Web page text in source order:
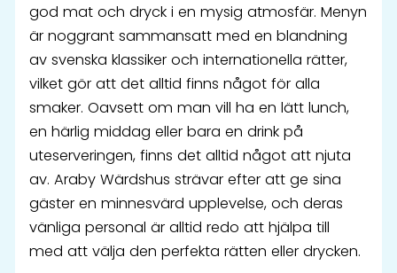
god mat och dryck i en mysig atmosfär. Menyn
är noggrant sammansatt med en blandning
av svenska klassiker och internationella rätter,
vilket gör att det alltid finns något för alla
smaker. Oavsett om man vill ha en lätt lunch,
en härlig middag eller bara en drink på
uteserveringen, finns det alltid något att njuta
av. Araby Wärdshus strävar efter att ge sina
gäster en minnesvärd upplevelse, och deras
vänliga personal är alltid redo att hjälpa till
med att välja den perfekta rätten eller drycken.